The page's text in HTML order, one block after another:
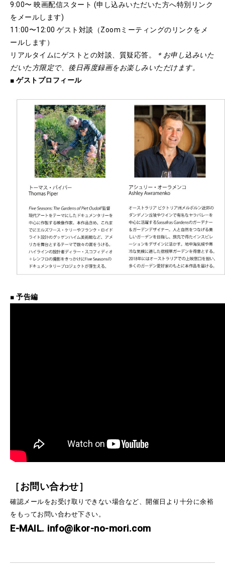
9:00〜 映画配信スタート (申し込みいただいた方へ特別リンク
をメールします)
11:00〜12:00 ゲスト対談（Zoomミーティングのリンクをメ
ールします）
リアルタイムにゲストとの対談、質疑応答。
＊お申し込みいた
だいた方限定で、後日再度録画をお楽しみいただけます。
■ ゲストプロフィール
■ 予告編
［お問い合わせ］
確認メールをお受け取りできない場合など、開催日より十分に余裕
をもってお問い合わせ下さい。
E-MAIL. info@ikor-no-mori.com